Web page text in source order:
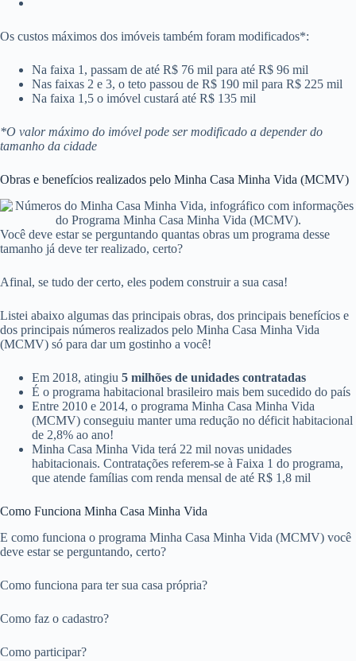
Os custos máximos dos imóveis também foram modificados*:
Na faixa 1, passam de até R$ 76 mil para até R$ 96 mil
Nas faixas 2 e 3, o teto passou de R$ 190 mil para R$ 225 mil
Na faixa 1,5 o imóvel custará até R$ 135 mil
*O valor máximo do imóvel pode ser modificado a depender do
tamanho da cidade
Obras e benefícios realizados pelo Minha Casa Minha Vida (MCMV)
Você deve estar se perguntando quantas obras um programa desse
tamanho já deve ter realizado, certo?
Afinal, se tudo der certo, eles podem construir a sua casa!
Listei abaixo algumas das principais obras, dos principais benefícios e
dos principais números realizados pelo Minha Casa Minha Vida
(MCMV) só para dar um gostinho a você!
Em 2018, atingiu 5 milhões de unidades contratadas
É o programa habitacional brasileiro mais bem sucedido do país
Entre 2010 e 2014, o programa Minha Casa Minha Vida
(MCMV) conseguiu manter uma redução no déficit habitacional
de 2,8% ao ano!
Minha Casa Minha Vida terá 22 mil novas unidades
habitacionais. Contratações referem-se à Faixa 1 do programa,
que atende famílias com renda mensal de até R$ 1,8 mil
Como Funciona Minha Casa Minha Vida
E como funciona o programa Minha Casa Minha Vida (MCMV) você
deve estar se perguntando, certo?
Como funciona para ter sua casa própria?
Como faz o cadastro?
Como participar?